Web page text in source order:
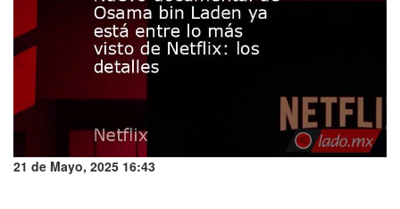
21 de Mayo, 2025 16:43